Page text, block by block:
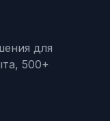
для
500+